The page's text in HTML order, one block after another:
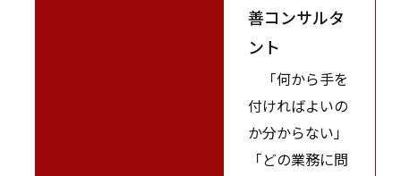
善コンサルタ
ント
「何から手を
付ければよいの
か分からない」
「どの業務に問